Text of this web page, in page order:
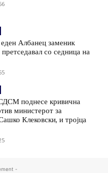
Албанец заменик
со седница на
поднесе кривична
министерот за
Клековски, и тројца
-